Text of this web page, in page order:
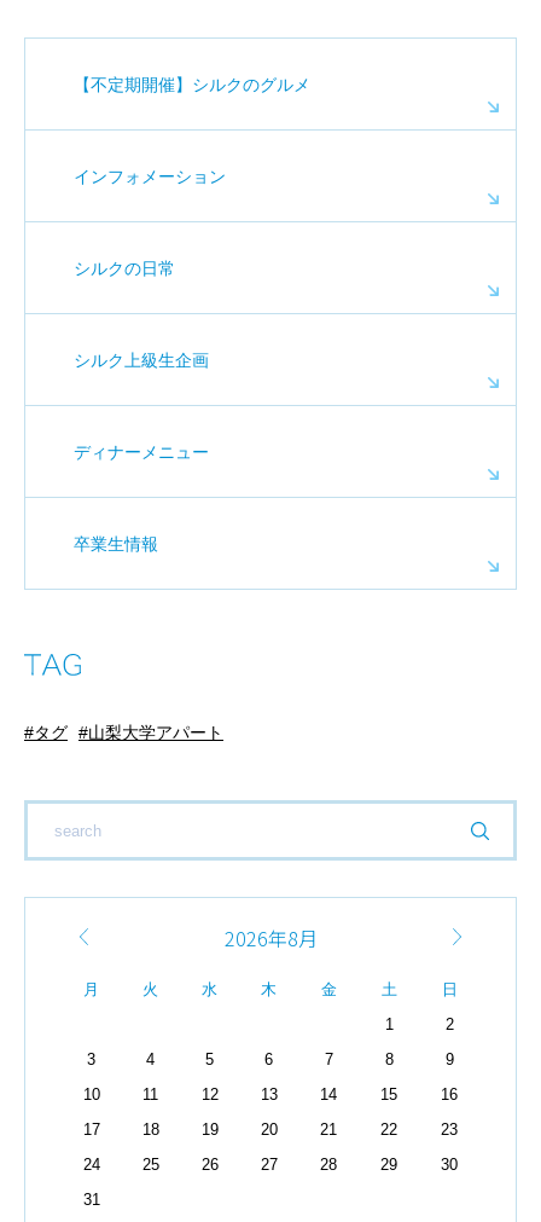
【不定期開催】シルクのグルメ
インフォメーション
シルクの日常
シルク上級生企画
ディナーメニュー
卒業生情報
タグ 山梨大学アパート
2026年8月
月 火 水 木 金 土
日
1
2
3
4 5 6 7 8
9
10
11 12 13 14 15
16
17
18 19 20 21 22
23
24
25 26 27 28 29
30
31